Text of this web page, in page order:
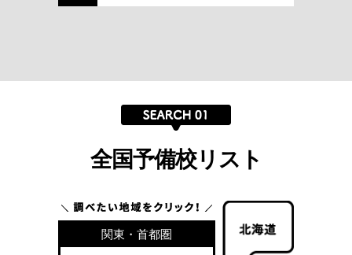
全国予備校リスト
関東・首都圏